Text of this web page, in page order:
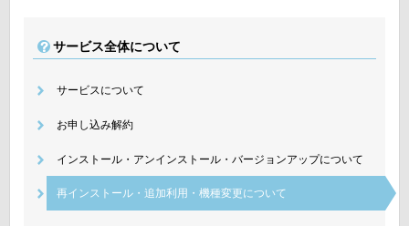
サービス全体について
サービスについて
お申し込み解約
インストール・アンインストール・バージョンアップについて
再インストール・追加利用・機種変更について